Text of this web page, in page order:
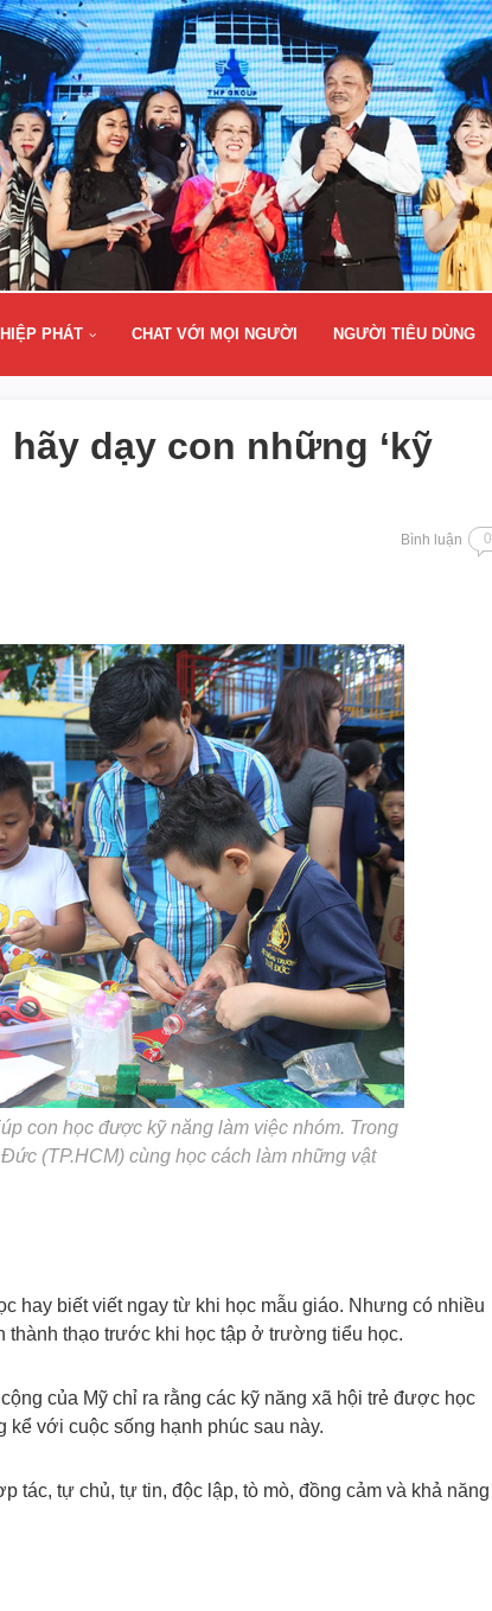
PHÁT CHAT VỚI MỌI NGƯỜI NGƯỜI TIÊU DÙNG
dạy con những ‘kỹ
Bình luận 0
con học được kỹ năng làm việc nhóm. Trong
(TP.HCM) cùng học cách làm những vật
hay biết viết ngay từ khi học mẫu giáo. Nhưng có nhiều
thành thạo trước khi học tập ở trường tiểu học.
của Mỹ chỉ ra rằng các kỹ năng xã hội trẻ được học
với cuộc sống hạnh phúc sau này.
tác, tự chủ, tự tin, độc lập, tò mò, đồng cảm và khả năng